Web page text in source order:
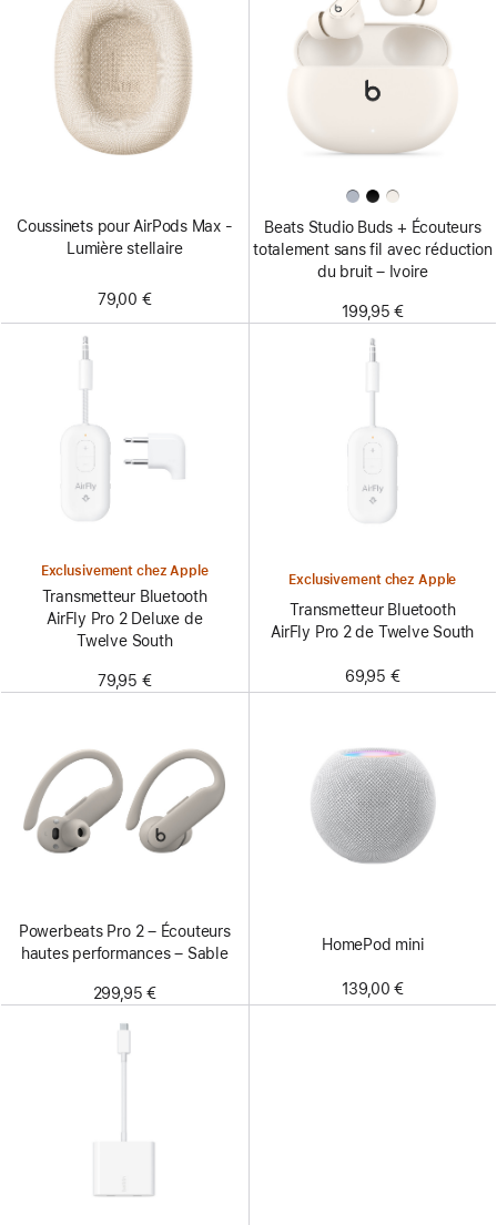
Coussinets pour AirPods Max -
Lumière stellaire
79,00 €
Beats Studio Buds + Écouteurs
totalement sans fil avec réduction
du bruit – Ivoire
199,95 €
Exclusivement chez Apple
Transmetteur Bluetooth
AirFly Pro 2 Deluxe de
Twelve South
79,95 €
Exclusivement chez Apple
Transmetteur Bluetooth
AirFly Pro 2 de Twelve South
69,95 €
Powerbeats Pro 2 – Écouteurs
hautes performances – Sable
299,95 €
HomePod mini
139,00 €